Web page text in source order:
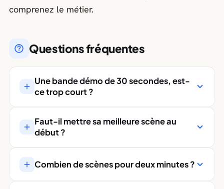
comprenez le métier.
Questions fréquentes
Une bande démo de 30 secondes, est-
ce trop court ?
secondes percutantes que trois minutes
longue remplie de scènes moyennes.
Faut-il mettre sa meilleure scène au
début ?
les premières secondes : votre scène la
Combien de scènes pour deux minutes ?